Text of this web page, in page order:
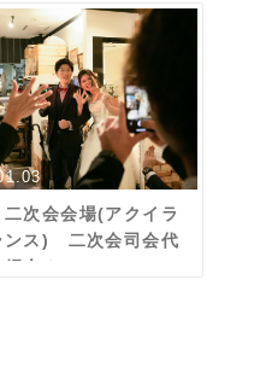
次会会場(アクイラ
ンス) 二次会司会代
介！